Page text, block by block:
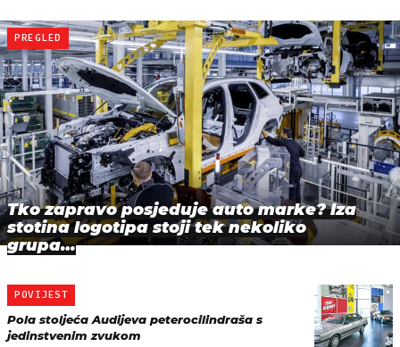
PREGLED
Tko zapravo posjeduje auto marke? Iza
stotina logotipa stoji tek nekoliko
grupa…
POVIJEST
Pola stoljeća Audijeva peterocilindraša s
jedinstvenim zvukom